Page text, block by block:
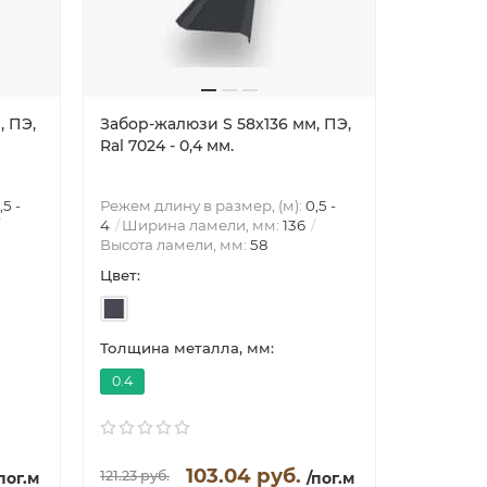
ПЭ,
-
Забор-жалюзи S 58х136 мм, ПЭ,
Ral 7024 - 0,4 мм.
Режем длину в размер, (м): 0,5 -
4
Ширина ламели, мм: 136
Высота ламели, мм: 58
Цвет:
Толщина металла, мм:
0.4
121.23 руб. 103.04 руб. /пог.м